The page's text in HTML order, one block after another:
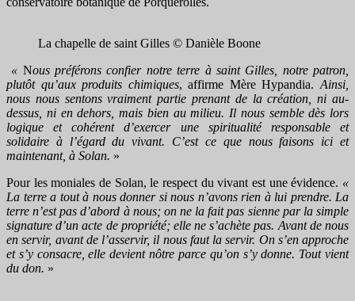
La chapelle de saint Gilles © Danièle Boone
« Nous préférons confier notre terre à saint Gilles, notre patron,
plutôt qu’aux produits chimiques, affirme Mère Hypandia.Ainsi,
nous nous sentons vraiment partie prenant de la création, ni au-
dessus, ni en dehors, mais bien au milieu. Il nous semble dès lors
logique et cohérent d’exercer une spiritualité responsable et
solidaire à l’égard du vivant. C’est ce que nous faisons ici et
maintenant, à Solan. »
Pour les moniales de Solan, le respect du vivant est une évidence. «
La terre a tout à nous donner si nous n’avons rien à lui prendre. La
terre n’est pas d’abord à nous; on ne la fait pas sienne par la simple
signature d’un acte de propriété; elle ne s’achète pas. Avant de nous
en servir, avant de l’asservir, il nous faut la servir. On s’en approche
et s’y consacre, elle devient nôtre parce qu’on s’y donne. Tout vient
du don. »